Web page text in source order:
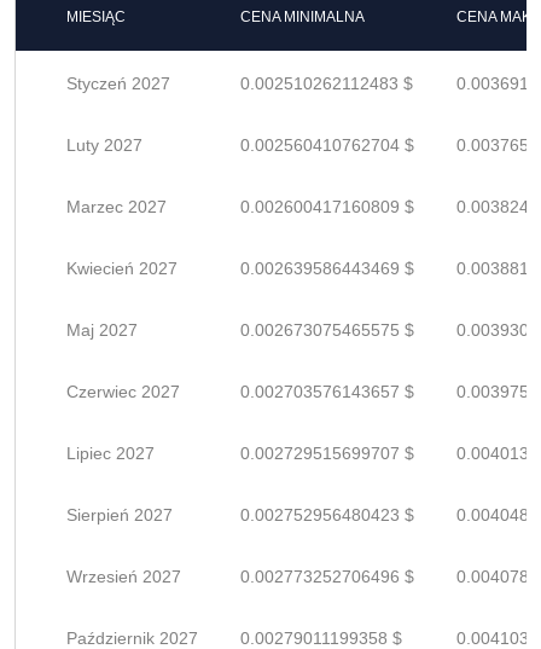
MIESIĄC CENA MINIMALNA CENA
Styczeń 2027 0.002510262112483 $
Luty 2027 0.002560410762704 $
Marzec 2027 0.002600417160809 $
Kwiecień 2027 0.002639586443469 $
Maj 2027 0.002673075465575 $
Czerwiec 2027 0.002703576143657 $
Lipiec 2027 0.002729515699707 $
Sierpień 2027 0.002752956480423 $
Wrzesień 2027 0.002773252706496 $
Październik 2027 0.00279011199358 $